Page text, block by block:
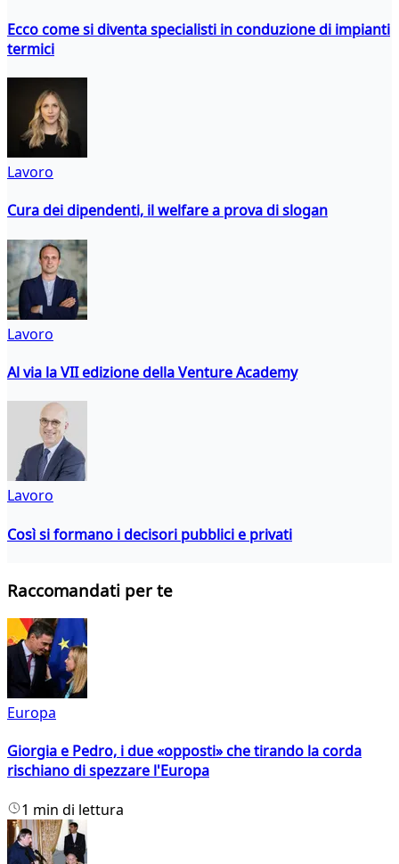
Ecco come si diventa specialisti in conduzione di impianti
termici
Lavoro
Cura dei dipendenti, il welfare a prova di slogan
Lavoro
Al via la VII edizione della Venture Academy
Lavoro
Così si formano i decisori pubblici e privati
Raccomandati per te
Europa
Giorgia e Pedro, i due «opposti» che tirando la corda
rischiano di spezzare l'Europa
1 min di lettura